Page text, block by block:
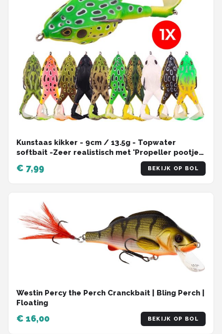
Kunstaas kikker - 9cm / 13.5g - Topwater
softbait -Zeer realistisch met 'Propeller pootjes'
€ 7,99 BEKIJK OP BOL
Westin Percy the Perch Cranckbait | Bling Perch |
Floating
€ 16,00 BEKIJK OP BOL